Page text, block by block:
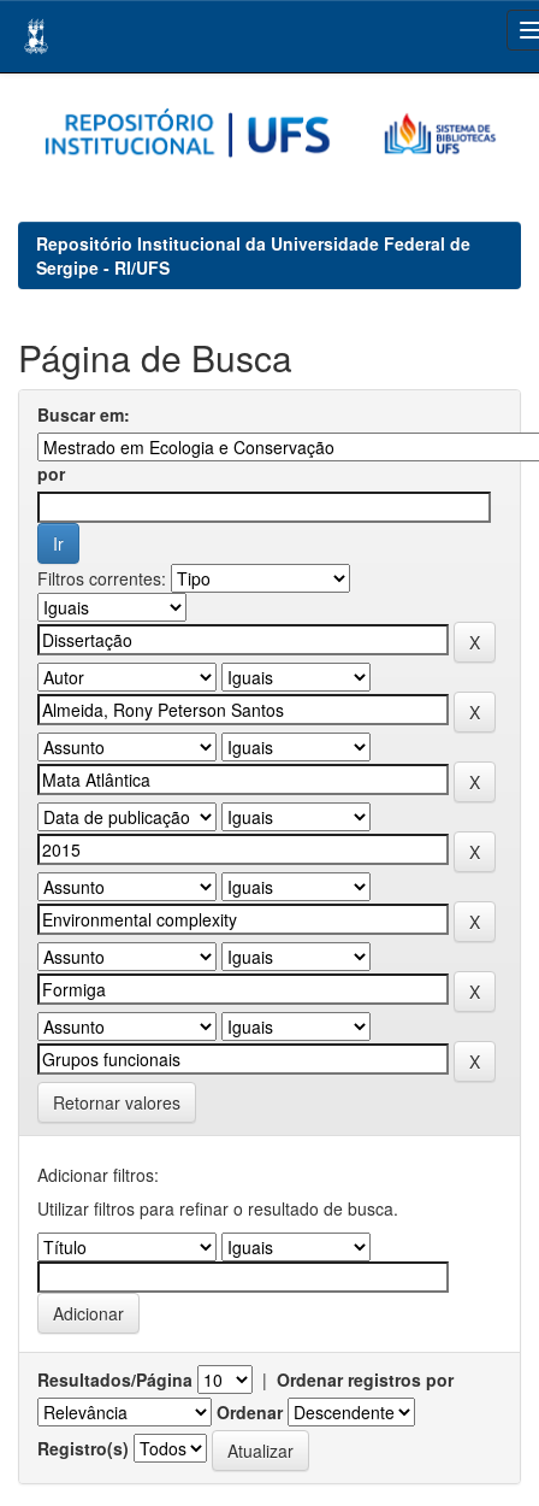
navigation
Repositório Institucional da Universidade Federal de
Sergipe - RI/UFS
Página de Busca
Buscar em:
por
Filtros correntes:
Retornar valores
Adicionar filtros:
Utilizar filtros para refinar o resultado de busca.
Resultados/Página | Ordenar registros por
Ordenar
Registro(s)